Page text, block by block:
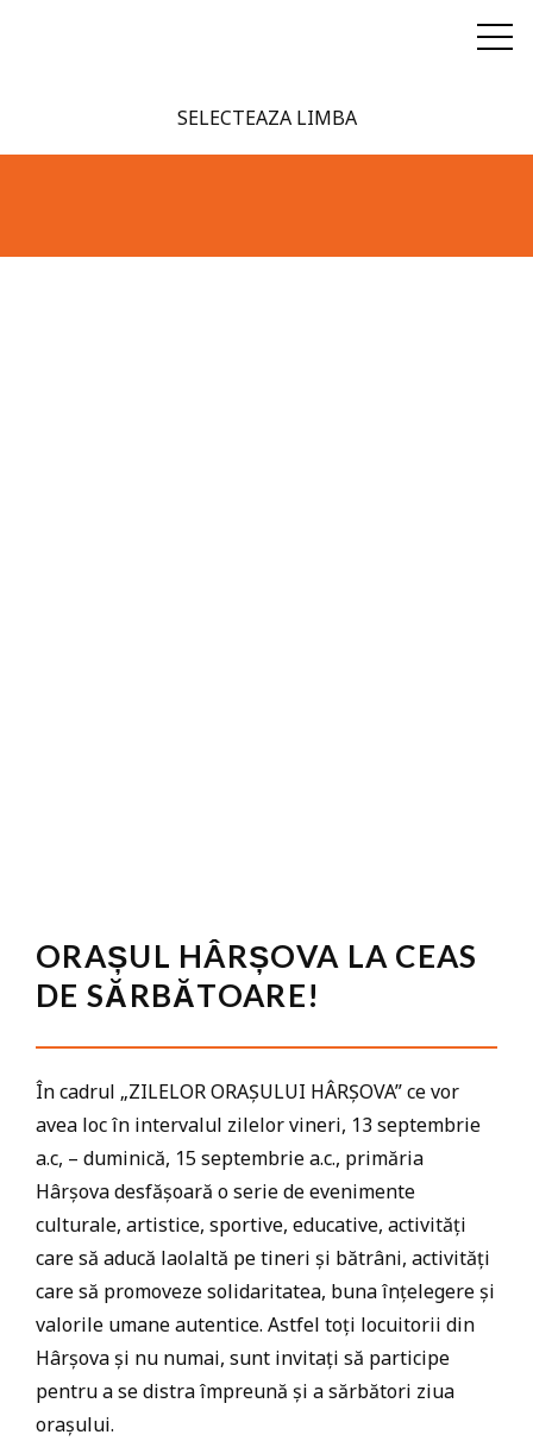
SELECTEAZA LIMBA
ORAȘUL HÂRȘOVA LA CEAS
DE SĂRBĂTOARE!
În cadrul „ZILELOR ORAȘULUI HÂRȘOVA” ce vor
avea loc în intervalul zilelor vineri, 13 septembrie
a.c, – duminică, 15 septembrie a.c., primăria
Hârșova desfășoară o serie de evenimente
culturale, artistice, sportive, educative, activități
care să aducă laolaltă pe tineri și bătrâni, activități
care să promoveze solidaritatea, buna înțelegere și
valorile umane autentice. Astfel toți locuitorii din
Hârșova și nu numai, sunt invitați să participe
pentru a se distra împreună și a sărbători ziua
orașului.